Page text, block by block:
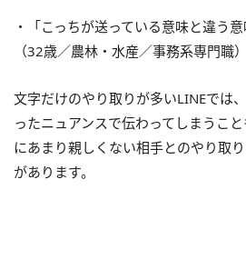
・「こっちが送っている意味と違う
（32歳／農林・水産／事務系専門職）
文字だけのやり取りが多いLINEでは
ったニュアンスで伝わってしまうこ
にあまり親しくない相手とのやり取
があります。